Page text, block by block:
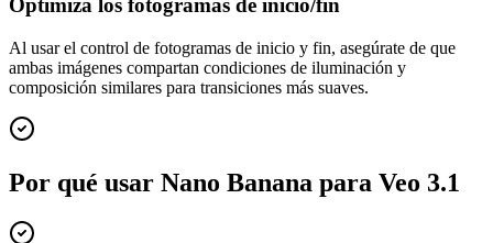
Optimiza los fotogramas de inicio/fin
Al usar el control de fotogramas de inicio y fin, asegúrate de que
ambas imágenes compartan condiciones de iluminación y
composición similares para transiciones más suaves.
Por qué usar Nano Banana para Veo 3.1